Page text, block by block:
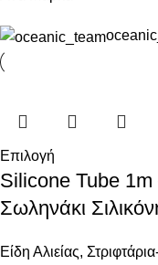
Επιλογή
Silicone Tube 1m
Σωληνάκι
Είδη Αλιείας,